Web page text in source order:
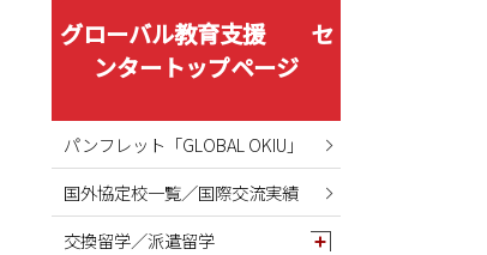
2025年01月
2024年11月
2024年10月
2024年09月
2024年08月
グローバル教育支援 セ
ンタートップページ
パンフレット「GLOBAL OKIU」
国外協定校一覧／国際交流実績
交換留学／派遣留学